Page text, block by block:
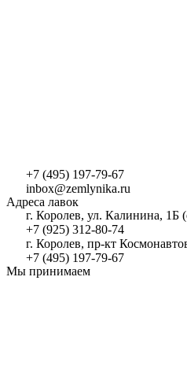
+7 (495) 197-79-67
inbox@zemlynika.ru
Адреса лавок
г. Королев, ул. Калинина,
+7 (925) 312-80-74
г. Королев, пр-кт
+7 (495) 197-79-67
Мы принимаем